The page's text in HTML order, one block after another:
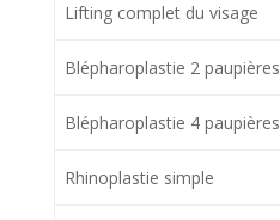
Lifting complet du visage
Blépharoplastie 2 paupières
Blépharoplastie 4 paupières
Rhinoplastie simple